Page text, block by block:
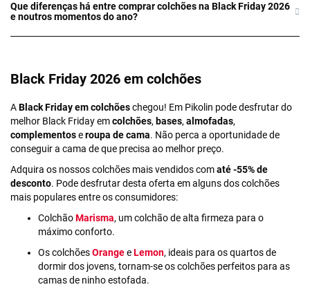
Que diferenças há entre comprar colchões na Black Friday 2026
e noutros momentos do ano?
Black Friday 2026 em colchões
ABlack Friday em colchõeschegou! Em Pikolin pode desfrutar do
melhor Black Friday emcolchões, bases, almofadas,
complementoseroupa de cama. Não perca a oportunidade de
conseguir a cama de que precisa ao melhor preço.
Adquira os nossos colchões mais vendidos comaté -55% de
desconto. Pode desfrutar desta oferta em alguns dos colchões
mais populares entre os consumidores:
ColchãoMarisma, um colchão de alta firmeza para o
máximo conforto.
Os colchõesOrangeeLemon, ideais para os quartos de
dormir dos jovens, tornam-se os colchões perfeitos para as
camas de ninho estofada.